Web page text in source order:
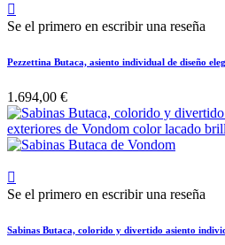

Se el primero en escribir una reseña
Pezzettina Butaca, asiento individual de diseño
1.694,00 €

Se el primero en escribir una reseña
Sabinas Butaca, colorido y divertido asiento